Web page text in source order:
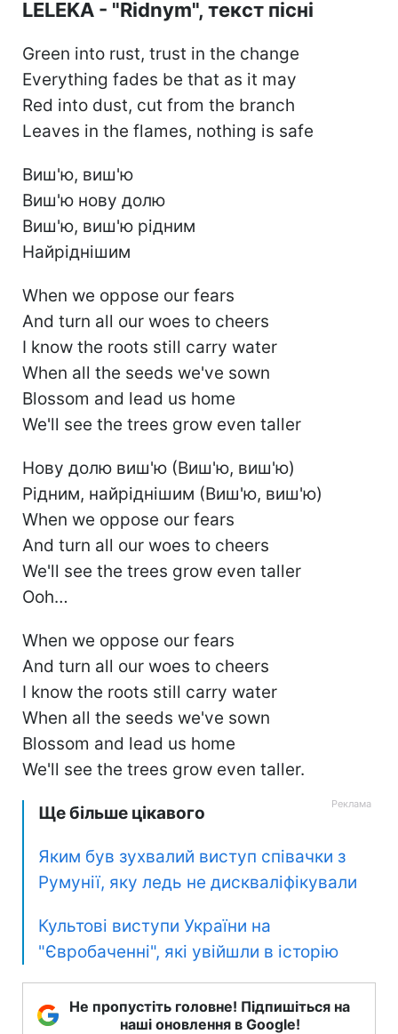
LELEKA - "Ridnym", текст пісні
Green into rust, trust in the change
Everything fades be that as it may
Red into dust, cut from the branch
Leaves in the flames, nothing is safe
Виш'ю, виш'ю
Виш'ю нову долю
Виш'ю, виш'ю рідним
Найріднішим
When we oppose our fears
And turn all our woes to cheers
I know the roots still carry water
When all the seeds we've sown
Blossom and lead us home
We'll see the trees grow even taller
Нову долю виш'ю (Виш'ю, виш'ю)
Рідним, найріднішим (Виш'ю, виш'ю)
When we oppose our fears
And turn all our woes to cheers
We'll see the trees grow even taller
Ooh…
When we oppose our fears
And turn all our woes to cheers
I know the roots still carry water
When all the seeds we've sown
Blossom and lead us home
We'll see the trees grow even taller.
Ще більше цікавого
Яким був зухвалий виступ співачки з
Румунії, яку ледь не дискваліфікували
Культові виступи України на
"Євробаченні", які увійшли в історію
Не пропустіть головне! Підпишіться на
наші оновлення в Google!